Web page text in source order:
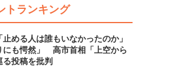
トランキング
める人は誰もいなかったのか」
にも愕然」 高市首相「上空から
る投稿を批判